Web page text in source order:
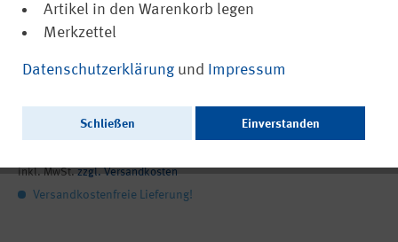
zum Thema Unterweisung
inkl. MwSt. zzgl. Versandkosten
Versandkostenfreie Lieferung!
Artikel in den Warenkorb legen
Merkzettel
Datenschutzerklärung und Impressum
Schließen Einverstanden